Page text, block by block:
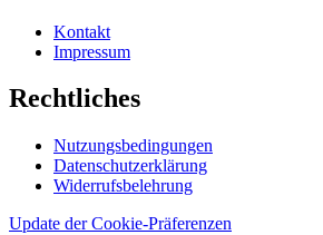
Kontakt
Impressum
Rechtliches
Nutzungsbedingungen
Datenschutzerklärung
Widerrufsbelehrung
Update der Cookie-Präferenzen